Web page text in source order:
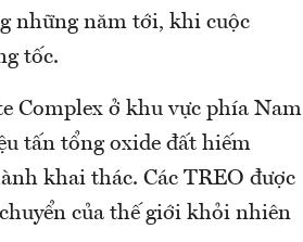
những năm tới, khi cuộc
tốc.
Complex ở khu vực phía Nam
tấn tổng oxide đất hiếm
khai thác. Các TREO được
của thế giới khỏi nhiên